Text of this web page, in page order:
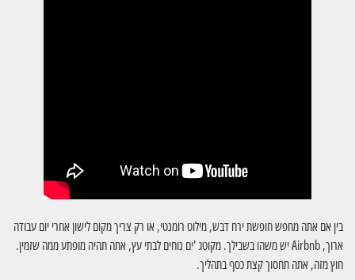
בין אם אתה מחפש חופשת ירח דבש, מילוט רומנטי, או רק צריך מקום לישון אחרי יום עבודה
ארוך, Airbnb יש משהו בשבילך. מקוטג 'ים נוחים לבתי עץ, אתה תהיה מופתע ממה שזמין.
חוץ מזה, אתה תחסוך קצת כסף בתהליך.